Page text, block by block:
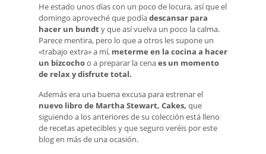
He estado unos días con un poco de locura, así que el
domingo aproveché que podíadescansar para
hacer un bundty que así vuelva un poco la calma.
Parece mentira, pero lo que a otros les supone un
«trabajo extra» a mí, meterme en la cocina a hacer
un bizcochoo a preparar la cenaes un momento
de relax y disfrute total.
Además era una buena excusa para estrenar el
nuevo libro de Martha Stewart, Cakes, que
siguiendo a los anteriores de su colección está lleno
de recetas apetecibles y que seguro veréis por este
blog en más de una ocasión.